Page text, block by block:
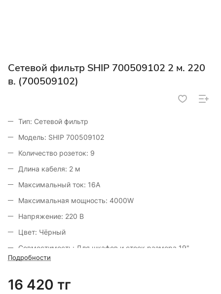
Сетевой фильтр SHIP 700509102 2 м. 220
в. (700509102)
Тип: Сетевой фильтр
Модель: SHIP 700509102
Количество розеток: 9
Длина кабеля: 2 м
Максимальный ток: 16A
Максимальная мощность: 4000W
Напряжение: 220 В
Цвет: Чёрный
Совместимость: Для шкафов и стоек размера 19"
Подробности
16 420 тг